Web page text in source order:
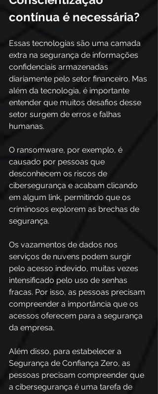
contínua é necessária?
Essas tecnologias são uma camada
extra na segurança de informações
confidenciais armazenadas
diariamente pelo setor financeiro. Mas
além da tecnologia, é importante
entender que muitos desafios desse
setor surgem de erros e falhas
humanas.
O ransomware, por exemplo, é
causado por pessoas que
desconhecem os riscos de
cibersegurança e acabam clicando
em algum link, permitindo que os
criminosos explorem as brechas de
segurança.
Os vazamentos de dados nos
serviços de nuvens podem surgir
pelo acesso indevido, muitas vezes
intensificado pelo uso de senhas
fracas. Por isso, as pessoas precisam
compreender a importância que os
acessos oferecem para a segurança
da empresa.
Além disso, para estabelecer a
Segurança de Confiança Zero, as
pessoas precisam compreender que
a cibersegurança é uma tarefa de